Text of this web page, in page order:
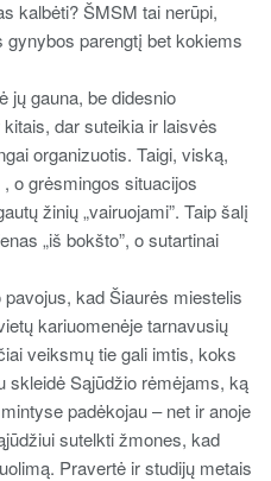
kalbėti? ŠMSM tai nerūpi,
gynybos parengtį bet kokiems
jų gauna, be didesnio
dar suteikia ir laisvės
organizuotis. Taigi, viską,
o grėsmingos situacijos
žinių „vairuojami”. Taip šalį
„iš bokšto”, o sutartinai
kad Šiaurės miestelis
kariuomenėje tarnavusių
veiksmų tie gali imtis, koks
skleidė Sąjūdžio rėmėjams, ką
padėkojau – net ir anoje
sutelkti žmones, kad
Pravertė ir studijų metais